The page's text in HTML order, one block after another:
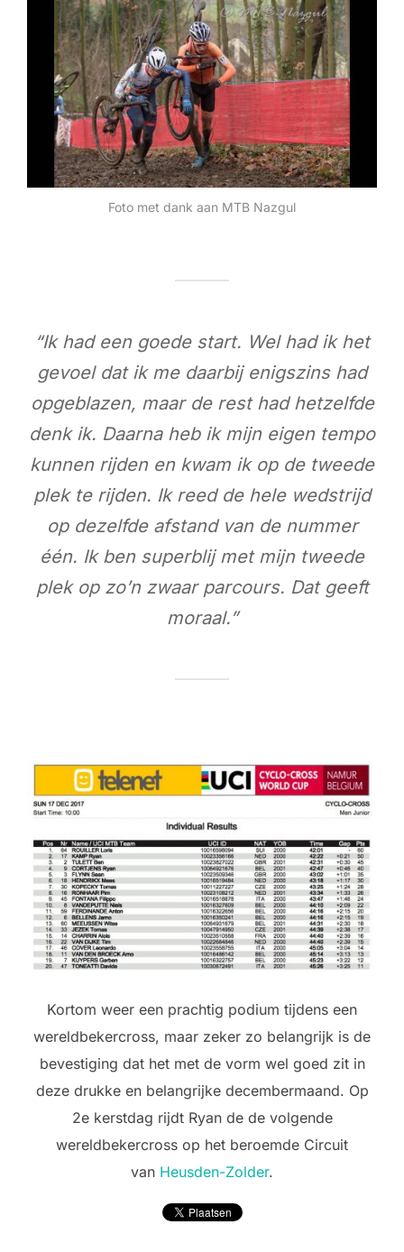
Foto met dank aan MTB Nazgul
“Ik had een goede start. Wel had ik het
gevoel dat ik me daarbij enigszins had
opgeblazen, maar de rest had hetzelfde
denk ik. Daarna heb ik mijn eigen tempo
kunnen rijden en kwam ik op de tweede
plek te rijden. Ik reed de hele wedstrijd
op dezelfde afstand van de nummer
één. Ik ben superblij met mijn tweede
plek op zo’n zwaar parcours. Dat geeft
moraal.”
Kortom weer een prachtig podium tijdens een
wereldbekercross, maar zeker zo belangrijk is de
bevestiging dat het met de vorm wel goed zit in
deze drukke en belangrijke decembermaand. Op
2e kerstdag rijdt Ryan de de volgende
wereldbekercross op het beroemde Circuit
van Heusden-Zolder.